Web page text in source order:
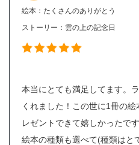
絵本：たくさんのありがとう
ストーリー： 雲の上の記念日
本当にとても満足してます。
くれました！この世に1冊の
レゼントできて嬉しかったで
絵本の種類も選べて(種類はと